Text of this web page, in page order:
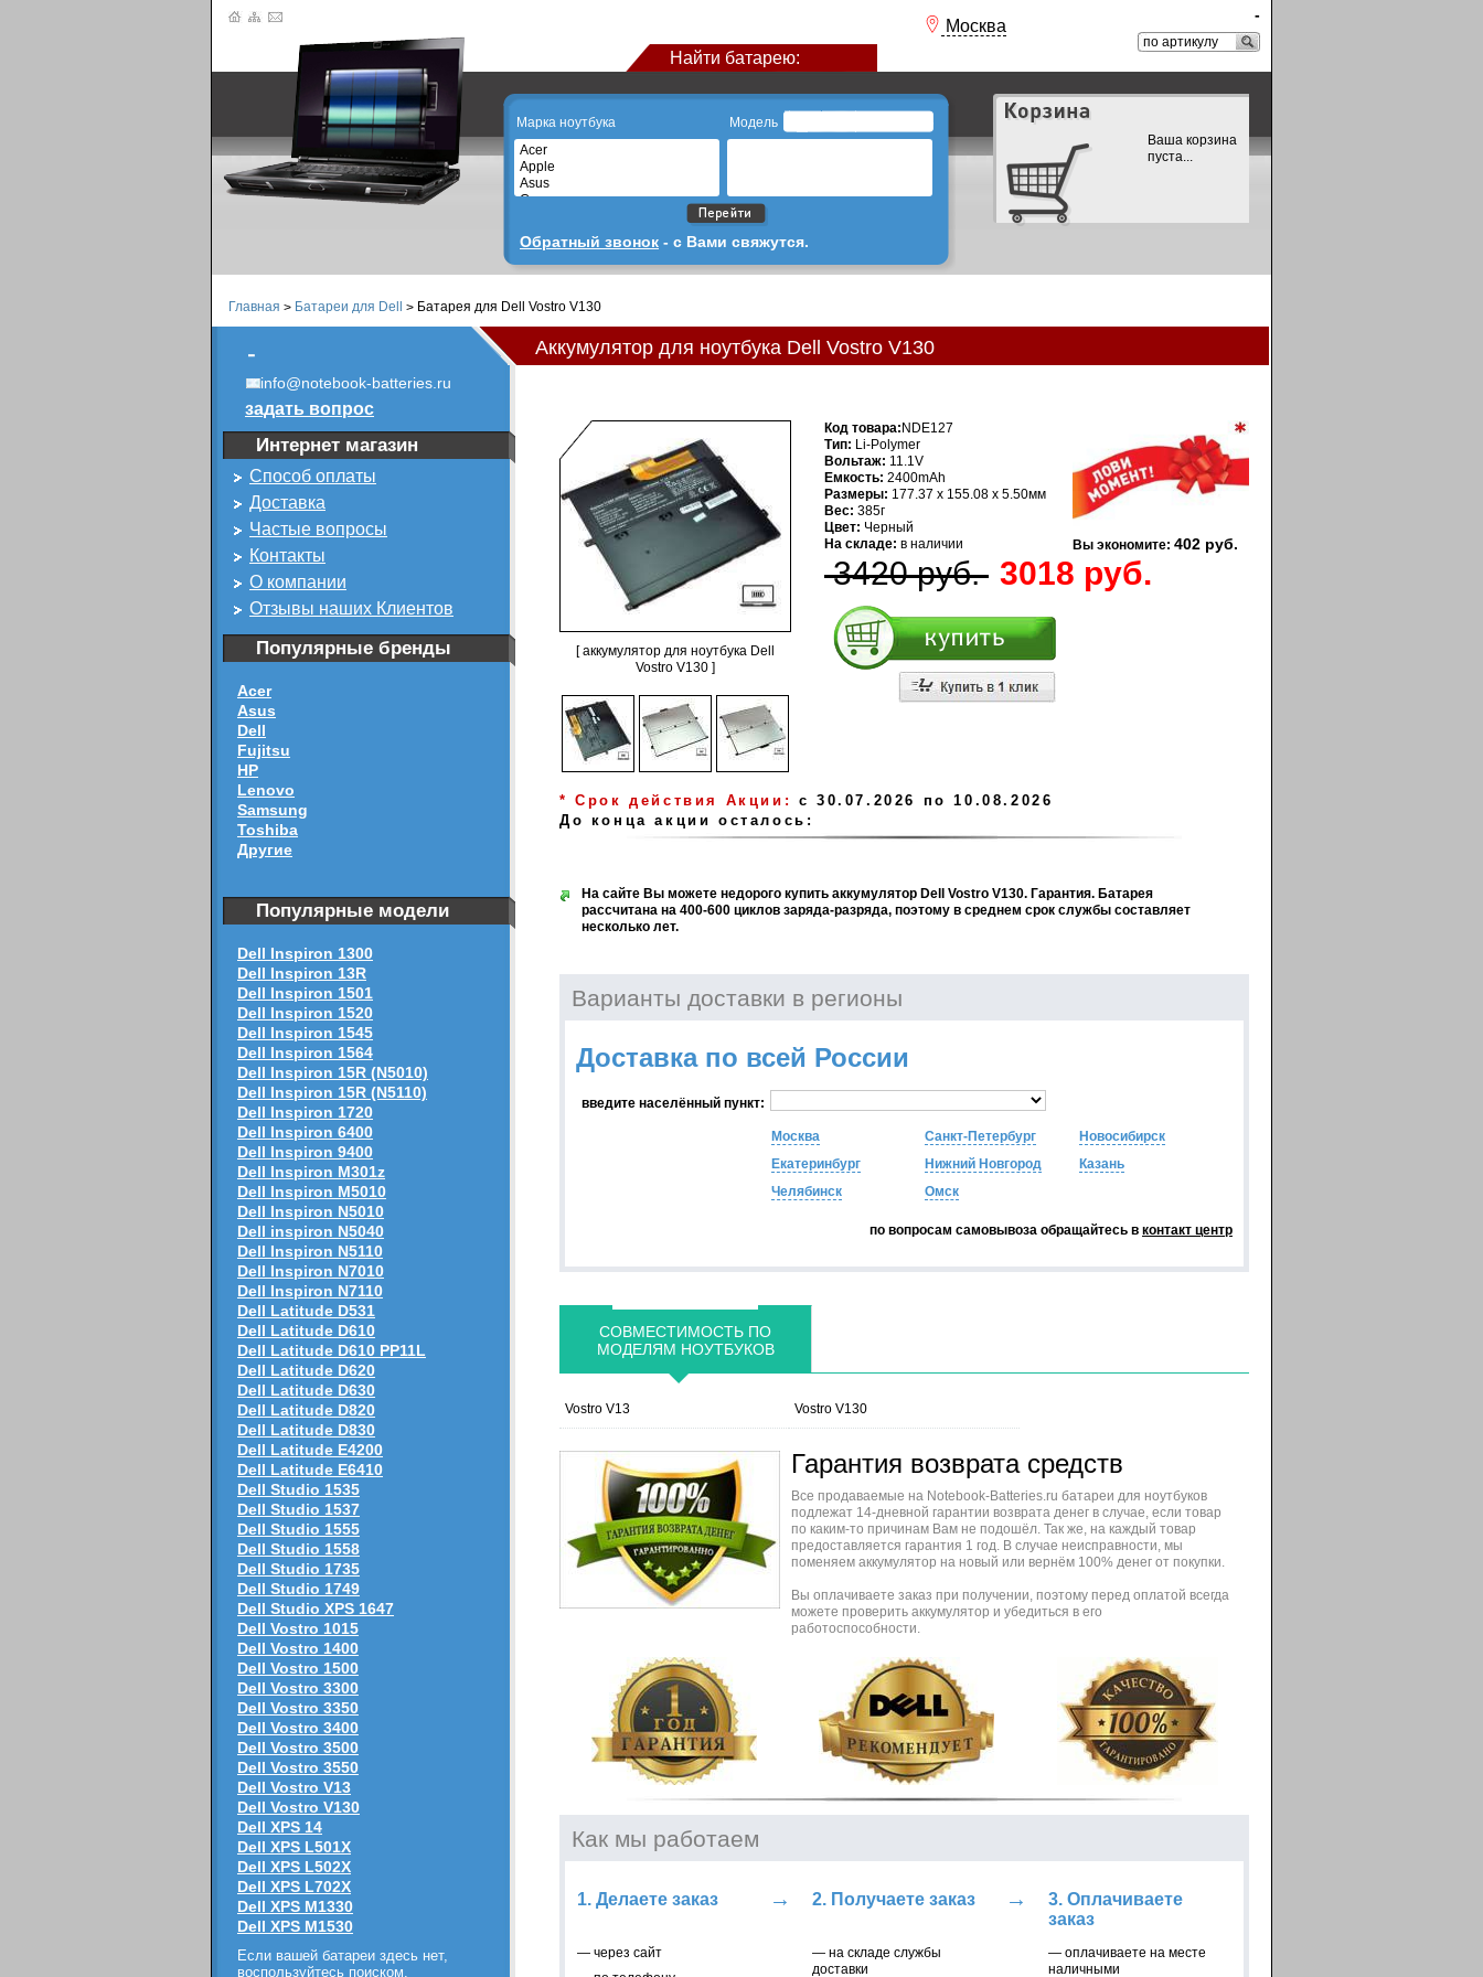
-
Найти батарею:
Москва
Марка ноутбука
Модель
Acer
Apple
Asus
Compaq
Emachine
Fujitsu
Fujitsu siemens
Ibm
Lenovo
Packard bell
Samsung
Обратный звонок - с Вами свяжутся.
Ваша корзина
пуста...
Главная > Батареи для Dell > Батарея для Dell Vostro V130
-
info@notebook-batteries.ru
задать вопрос
Интернет магазин
Способ оплаты
Доставка
Частые вопросы
Контакты
О компании
Отзывы наших Клиентов
Популярные бренды
Acer
Asus
Dell
Fujitsu
HP
Lenovo
Samsung
Toshiba
Другие
Популярные модели
Dell Inspiron 1300
Dell Inspiron 13R
Dell Inspiron 1501
Dell Inspiron 1520
Dell Inspiron 1545
Dell Inspiron 1564
Dell Inspiron 15R (N5010)
Dell Inspiron 15R (N5110)
Dell Inspiron 1720
Dell Inspiron 6400
Dell Inspiron 9400
Dell Inspiron M301z
Dell Inspiron M5010
Dell Inspiron N5010
Dell inspiron N5040
Dell Inspiron N5110
Dell Inspiron N7010
Dell Inspiron N7110
Dell Latitude D531
Dell Latitude D610
Dell Latitude D610 PP11L
Dell Latitude D620
Dell Latitude D630
Dell Latitude D820
Dell Latitude D830
Dell Latitude E4200
Dell Latitude E6410
Dell Studio 1535
Dell Studio 1537
Dell Studio 1555
Dell Studio 1558
Dell Studio 1735
Dell Studio 1749
Dell Studio XPS 1647
Dell Vostro 1015
Dell Vostro 1400
Dell Vostro 1500
Dell Vostro 3300
Dell Vostro 3350
Dell Vostro 3400
Dell Vostro 3500
Dell Vostro 3550
Dell Vostro V13
Dell Vostro V130
Dell XPS 14
Dell XPS L501X
Dell XPS L502X
Dell XPS L702X
Dell XPS M1330
Dell XPS M1530
Если вашей батареи здесь нет,
воспользуйтесь поиском.
Аккумулятор для ноутбука Dell Vostro V130
[ аккумулятор для ноутбука Dell
Vostro V130 ]
Код товара: NDE127
Тип: Li-Polymer
Вольтаж: 11.1V
Емкость: 2400mAh
Размеры: 177.37 x 155.08 x 5.50мм
Вес: 385г
Цвет: Черный
На складе: в наличии
3420 руб. 3018 руб.
Вы экономите: 402 руб.
* Срок действия Акции:
с 30.07.2026 по 10.08.2026
До конца акции осталось:
На сайте Вы можете недорого купить аккумулятор Dell Vostro V130. Гарантия. Батарея
рассчитана на 400-600 циклов заряда-разряда, поэтому в среднем срок службы составляет
несколько лет.
Варианты доставки в регионы
Доставка по всей России
введите населённый пункт:
Москва Санкт-Петербург
Новосибирск
Екатеринбург
Нижний Новгород
Казань
Челябинск
Омск
по вопросам самовывоза обращайтесь в контакт центр
СОВМЕСТИМОСТЬ ПО
МОДЕЛЯМ НОУТБУКОВ
Vostro V13 Vostro V130
Гарантия возврата средств
Все продаваемые на Notebook-Batteries.ru батареи для ноутбуков
подлежат 14-дневной гарантии возврата денег в случае, если товар
по каким-то причинам Вам не подошёл. Так же, на каждый товар
предоставляется гарантия 1 год. В случае неисправности, мы
поменяем аккумулятор на новый или вернём 100% денег от покупки.
Вы оплачиваете заказ при получении, поэтому перед оплатой всегда
можете проверить аккумулятор и убедиться в его
работоспособности.
Как мы работаем
1. Делаете заказ
— через сайт
→ 2. Получаете заказ
— на складе службы
доставки
→
3. Оплачиваете
заказ
— оплачиваете на месте
наличными